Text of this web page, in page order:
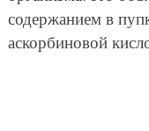
содержанием в
аскорбиновой